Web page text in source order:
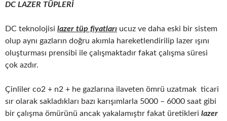
DC LAZER TÜPLERİ
DC teknolojisi lazer tüp fiyatları ucuz ve daha eski bir sistem
olup aynı gazların doğru akımla hareketlendirilip lazer ışını
oluşturması prensibi ile çalışmaktadır fakat çalışma süresi
çok azdır.
Çinliler co2 + n2 + he gazlarına ilaveten ömrü uzatmak ticari
sır olarak sakladıkları bazı karışımlarla 5000 – 6000 saat gibi
bir çalışma ömürünü ancak yakalamıştır fakat üretikleri lazer